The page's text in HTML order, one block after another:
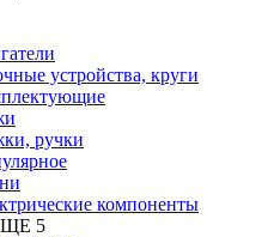
устройства, круги
ручки
компоненты
5